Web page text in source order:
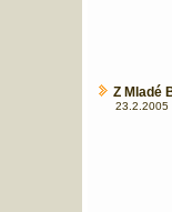
Z Mladé
23.2.2005